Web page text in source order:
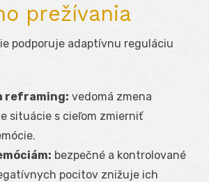
prežívania
podporuje adaptívnu reguláciu
reframing: vedomá zmena
situácie s cieľom zmierniť
bezpečné a kontrolované
pocitov znižuje ich